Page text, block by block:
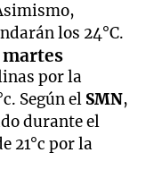
los 24°C.
por la
Según el SMN,
durante el
21°c por la